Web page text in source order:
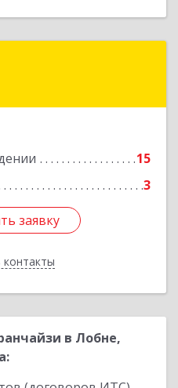
15
3
заявку
контакты
Подробнее
заявку
в Лобне,